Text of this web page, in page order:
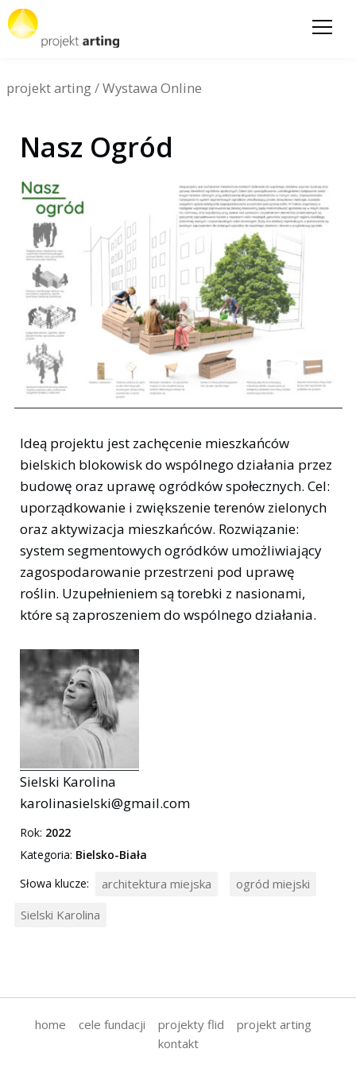
projekt arting/Wystawa Online
Nasz Ogród
Ideą projektu jest zachęcenie mieszkańców
bielskich blokowisk do wspólnego działania przez
budowę oraz uprawę ogródków społecznych. Cel:
uporządkowanie i zwiększenie terenów zielonych
oraz aktywizacja mieszkańców. Rozwiązanie:
system segmentowych ogródków umożliwiający
zagospodarowanie przestrzeni pod uprawę
roślin. Uzupełnieniem są torebki z nasionami,
które są zaproszeniem do wspólnego działania.
Sielski Karolina
karolinasielski@gmail.com
Rok: 2022
Kategoria: Bielsko-Biała
Słowa klucze:
architektura miejska
ogród miejski
Sielski Karolina
home cele fundacji projekty flid
projekt arting
kontakt